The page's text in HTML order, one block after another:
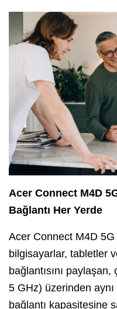
Acer Connect M4D
Bağlantı Her Yerde
Acer Connect M4D
bilgisayarlar, tabletler
bağlantısını
5 GHz) üzerinden
bağlantı kapasitesine